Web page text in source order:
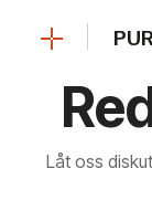
content.
Låt oss